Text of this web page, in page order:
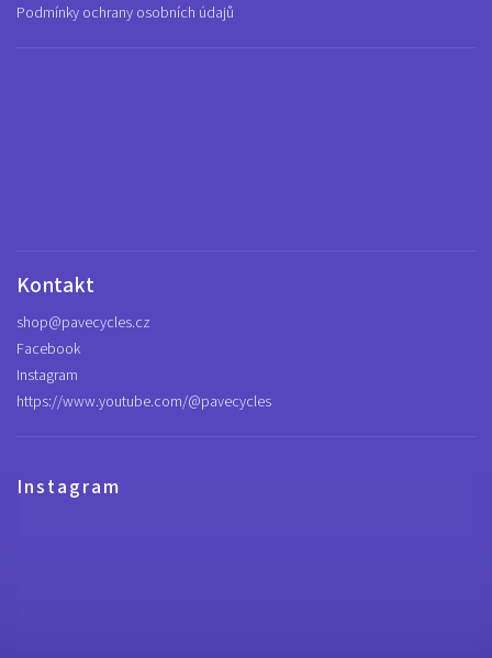
Podmínky ochrany osobních údajů
Kontakt
shop@pavecycles.cz
Facebook
Instagram
https://www.youtube.com/@pavecycles
Instagram